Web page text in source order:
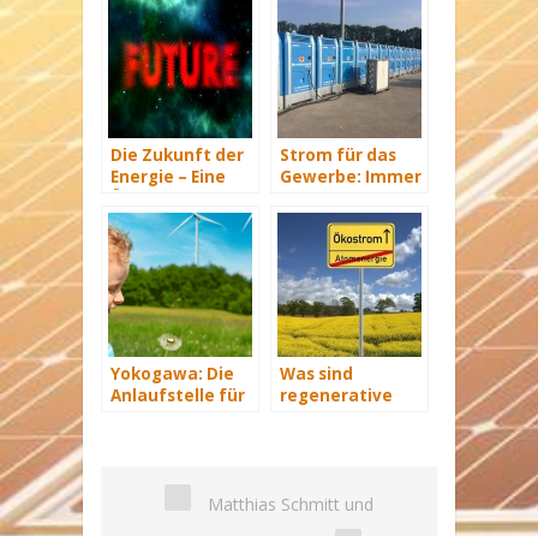
Die Zukunft der
Energie – Eine
Strom für das
Gewerbe: Immer
versorgt
Yokogawa: Die
Anlaufstelle für
Energiemanagement
Was sind
regenerative
Matthias Schmitt und